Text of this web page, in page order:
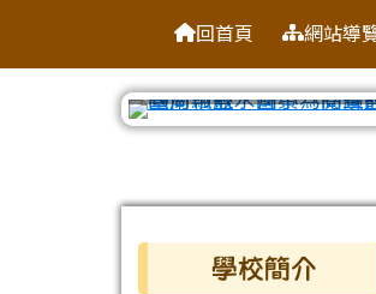
臺南市鹽水區鹽
回首頁 網站導
左邊區域內容
學校簡介
頁尾區域